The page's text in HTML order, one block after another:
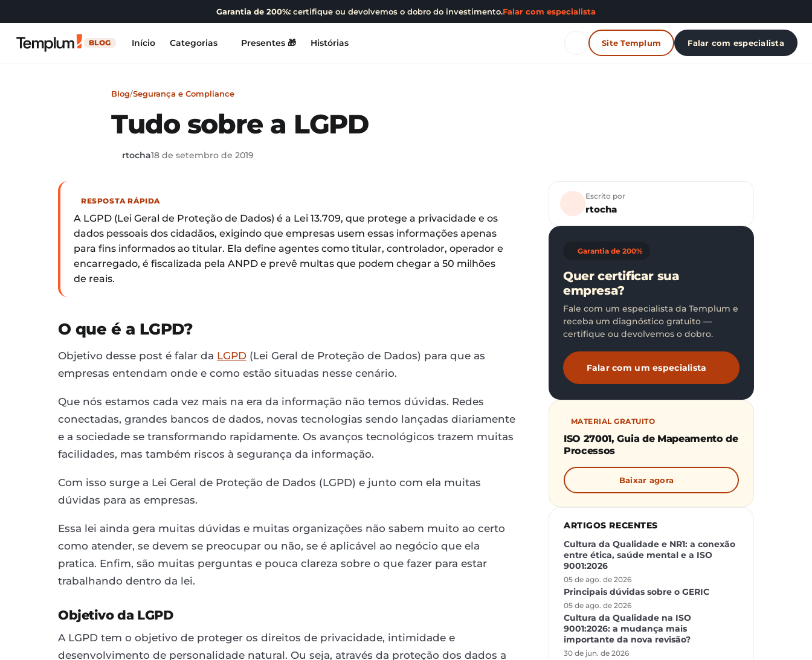
Garantia de 200%: certifique ou devolvemos o dobro do investimento.Falar com especialista
BLOG Início Categorias Presentes 🎁 Histórias Site Templum Falar com especialista
Blog/Segurança e Compliance
Tudo sobre a LGPD
rtocha18 de setembro de 2019
RESPOSTA RÁPIDA
A LGPD (Lei Geral de Proteção de Dados) é a Lei 13.709, que protege a privacidade e os
dados pessoais dos cidadãos, exigindo que empresas usem essas informações apenas
para fins informados ao titular. Ela define agentes como titular, controlador, operador e
encarregado, é fiscalizada pela ANPD e prevê multas que podem chegar a 50 milhões
de reais.
O que é a LGPD?
Objetivo desse post é falar da LGPD (Lei Geral de Proteção de Dados) para que as
empresas entendam onde e como estão situadas nesse cenário.
Que nós estamos cada vez mais na era da informação não temos dúvidas. Redes
conectadas, grandes bancos de dados, novas tecnologias sendo lançadas diariamente
e a sociedade se transformando rapidamente. Os avanços tecnológicos trazem muitas
facilidades, mas também riscos à segurança da informação.
Com isso surge a Lei Geral de Proteção de Dados (LGPD) e junto com ela muitas
dúvidas para as empresas.
Essa lei ainda gera muitas dúvidas e muitas organizações não sabem muito ao certo
como atender, se devem se preocupar ou não, se é aplicável ao negócio que ela
pratica. Enfim, são muitas perguntas e pouca clareza sobre o que fazer para estar
trabalhando dentro da lei.
Objetivo da LGPD
A LGPD tem o objetivo de proteger os direitos de privacidade, intimidade e
desenvolvimento de personalidade natural. Ou seja, através da proteção dos dados a
Escrito por
rtocha
Garantia de 200%
Quer certificar sua
empresa?
Fale com um especialista da Templum e
receba um diagnóstico gratuito —
certifique ou devolvemos o dobro.
Falar com um especialista
MATERIAL GRATUITO
ISO 27001, Guia de Mapeamento de
Processos
Baixar agora
ARTIGOS RECENTES
Cultura da Qualidade e NR1: a conexão
entre ética, saúde mental e a ISO
9001:2026
05 de ago. de 2026
Principais dúvidas sobre o GERIC
05 de ago. de 2026
Cultura da Qualidade na ISO
9001:2026: a mudança mais
importante da nova revisão?
30 de jun. de 2026